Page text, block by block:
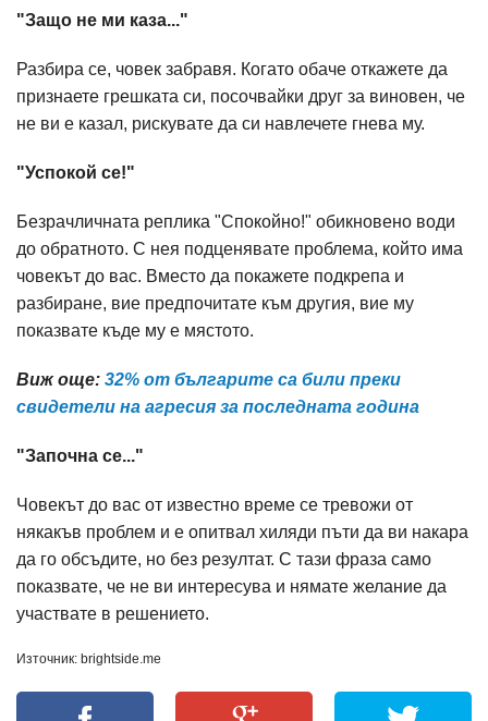
"Защо не ми каза..."
Разбира се, човек забравя. Когато обаче откажете да
признаете грешката си, посочвайки друг за виновен, че
не ви е казал, рискувате да си навлечете гнева му.
"Успокой се!"
Безрачличната реплика "Спокойно!" обикновено води
до обратното. С нея подценявате проблема, който има
човекът до вас. Вместо да покажете подкрепа и
разбиране, вие предпочитате към другия, вие му
показвате къде му е мястото.
Виж още: 32% от българите са били преки
свидетели на агресия за последната година
"Започна се..."
Човекът до вас от известно време се тревожи от
някакъв проблем и е опитвал хиляди пъти да ви накара
да го обсъдите, но без резултат. С тази фраза само
показвате, че не ви интересува и нямате желание да
участвате в решението.
Източник: brightside.me